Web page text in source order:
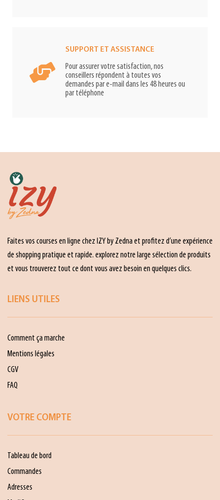
SUPPORT ET ASSISTANCE
Pour assurer votre satisfaction, nos
conseillers répondent à toutes vos
demandes par e-mail dans les 48 heures ou
par téléphone
Faites vos courses en ligne chez IZY by Zedna et profitez d’une expérience
de shopping pratique et rapide. explorez notre large sélection de produits
et vous trouverez tout ce dont vous avez besoin en quelques clics.
LIENS UTILES
Comment ça marche
Mentions légales
CGV
FAQ
VOTRE COMPTE
Tableau de bord
Commandes
Adresses